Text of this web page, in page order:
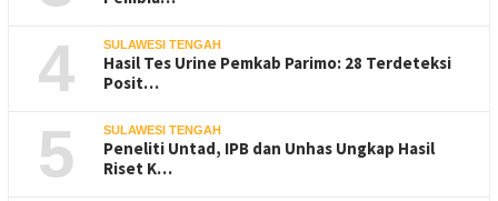
4 SULAWESI TENGAH
Hasil Tes Urine Pemkab Parimo: 28 Terdeteksi
Posit…
5 SULAWESI TENGAH
Peneliti Untad, IPB dan Unhas Ungkap Hasil
Riset K…